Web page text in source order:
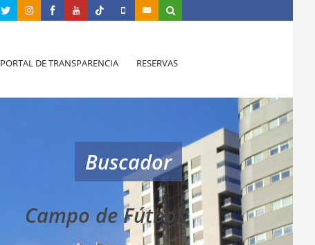
PORTAL DE TRANSPARENCIA RESERVAS
Buscador
Campo de Fútbol